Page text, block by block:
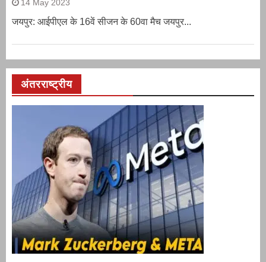
14 May 2023
जयपुर: आईपीएल के 16वें सीजन के 60वा मैच जयपुर...
अंतरराष्ट्रीय